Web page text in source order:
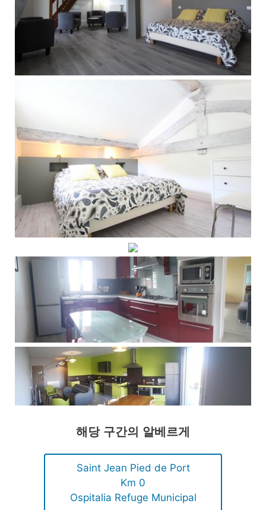
해당 구간의 알베르게
Saint Jean Pied de Port
Km 0
Ospitalia Refuge Municipal